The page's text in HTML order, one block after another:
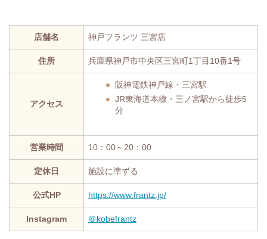
店舗名 神戸フランツ 三宮店
住所 兵庫県神戸市中央区三宮町1丁目10番1号
アクセス
阪神電鉄神戸線・三宮駅
JR東海道本線・三ノ宮駅から徒歩5
分
営業時間 10：00～20：00
定休日 施設に準ずる
公式HP https://www.frantz.jp/
Instagram ＠kobefrantz